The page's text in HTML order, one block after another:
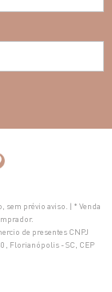
sem prévio aviso. | * Venda
de presentes CNPJ
, Florianópolis - SC, CEP